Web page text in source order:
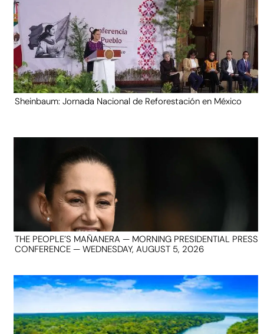
Sheinbaum: Jornada Nacional de Reforestación en México
THE PEOPLE’S MAÑANERA — MORNING PRESIDENTIAL PRESS
CONFERENCE — WEDNESDAY, AUGUST 5, 2026